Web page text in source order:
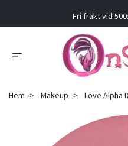
Fri frakt vid
Hem Makeup Love Alpha